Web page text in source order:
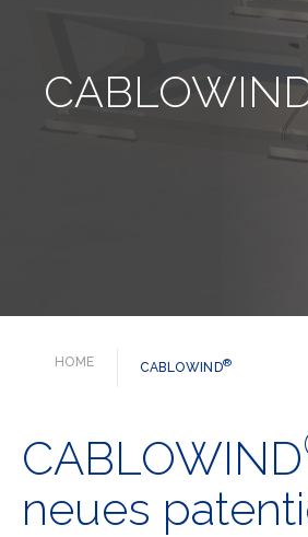
HOME CABLOWIND®
CABLOWIND
neues